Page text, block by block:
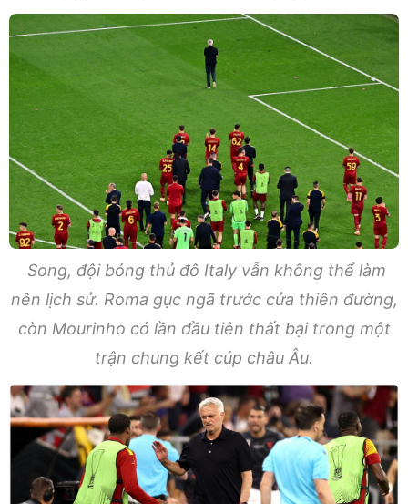
Song, đội bóng thủ đô Italy vẫn không thể làm
nên lịch sử. Roma gục ngã trước cửa thiên đường,
còn Mourinho có lần đầu tiên thất bại trong một
trận chung kết cúp châu Âu.